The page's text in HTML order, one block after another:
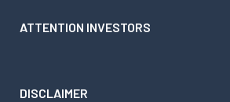
ATTENTION INVESTORS
DISCLAIMER